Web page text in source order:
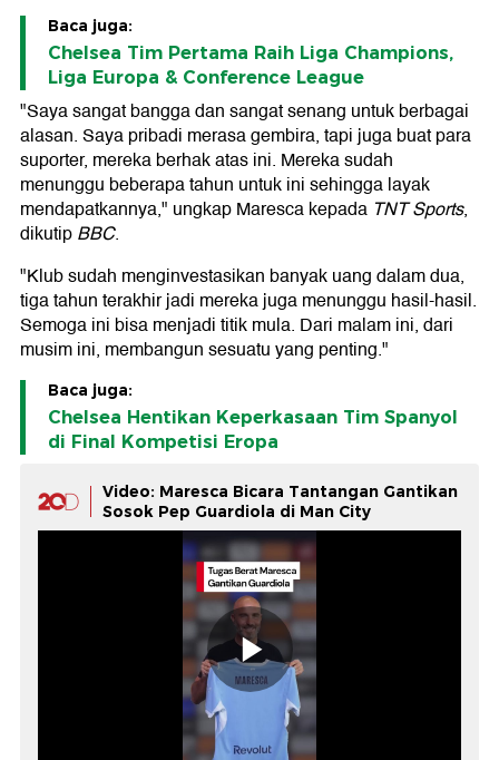
Baca juga:
Chelsea Tim Pertama Raih Liga Champions,
Liga Europa & Conference League
"Saya sangat bangga dan sangat senang untuk berbagai
alasan. Saya pribadi merasa gembira, tapi juga buat para
suporter, mereka berhak atas ini. Mereka sudah
menunggu beberapa tahun untuk ini sehingga layak
mendapatkannya," ungkap Maresca kepada TNT Sports,
dikutipBBC.
"Klub sudah menginvestasikan banyak uang dalam dua,
tiga tahun terakhir jadi mereka juga menunggu hasil-hasil.
Semoga ini bisa menjadi titik mula. Dari malam ini, dari
musim ini, membangun sesuatu yang penting."
Baca juga:
Chelsea Hentikan Keperkasaan Tim Spanyol
di Final Kompetisi Eropa
Video: Maresca Bicara Tantangan Gantikan
Sosok Pep Guardiola di Man City